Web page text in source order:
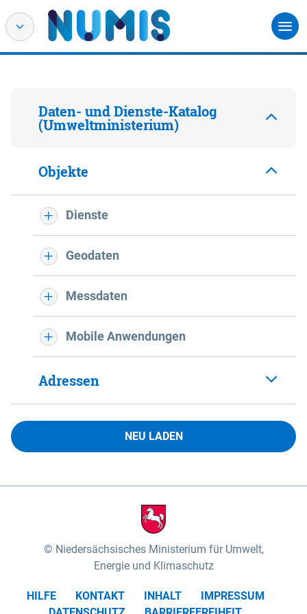
Daten- und Dienste-Katalog
(Umweltministerium)
Objekte
Dienste
Geodaten
Messdaten
Mobile Anwendungen
Adressen
NEU LADEN
Niedersächsisches Ministerium für Umwelt,
Energie und Klimaschutz
HILFE KONTAKT INHALT
IMPRESSUM